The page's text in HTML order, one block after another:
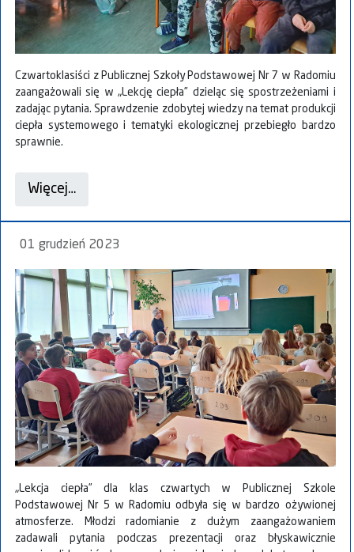
Czwartoklasiści z Publicznej Szkoły Podstawowej Nr 7 w Radomiu
zaangażowali się w „Lekcję ciepła” dzieląc się spostrzeżeniami i
zadając pytania. Sprawdzenie zdobytej wiedzy na temat produkcji
ciepła systemowego i tematyki ekologicznej przebiegło bardzo
sprawnie.
Więcej…
01 grudzień 2023
„Lekcja ciepła” dla klas czwartych w Publicznej Szkole
Podstawowej Nr 5 w Radomiu odbyła się w bardzo ożywionej
atmosferze. Młodzi radomianie z dużym zaangażowaniem
zadawali pytania podczas prezentacji oraz błyskawicznie